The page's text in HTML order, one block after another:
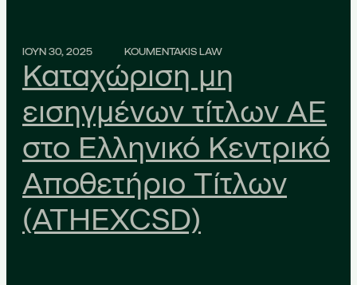
ΙΟΥΝ 30, 2025 KOUMENTAKIS LAW
Καταχώριση μη
εισηγμένων τίτλων ΑΕ
στο Ελληνικό Κεντρικό
Αποθετήριο Τίτλων
(ATHEXCSD)